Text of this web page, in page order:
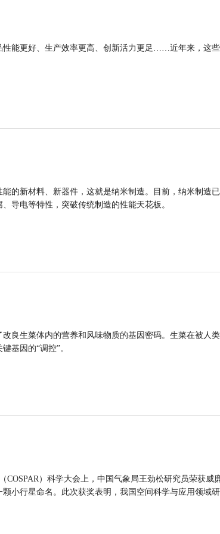
性能更好、生产效率更高、创新活力更足……近年来，这
的新材料、新器件，这就是纳米制造。目前，纳米制造
导电等特性，突破传统制造的性能天花板。
良生菜体内的营养和风味物质的基因密码。生菜在被人
基因的“调控”。
）科学大会上，中国气象局王劲松研究员荣获威
小行星命名。此次获奖表明，我国空间科学与应用领域